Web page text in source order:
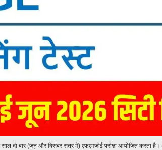
साल दो बार (जून और दिसंबर सत्र में) एफएमजीई परीक्षा आयोजित करता